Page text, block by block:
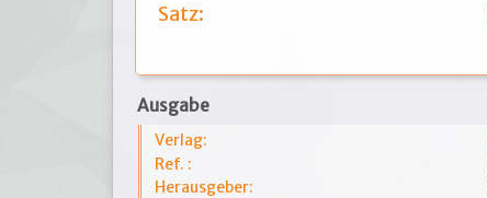
Satz:
Ausgabe
Verlag:
Ref. :
Herausgeber: